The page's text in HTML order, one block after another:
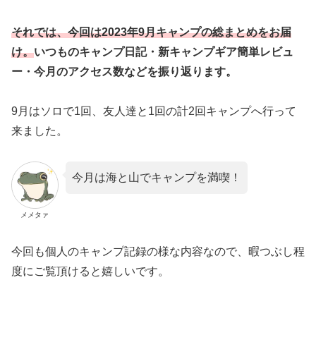
それでは、今回は2023年9月キャンプの総まとめをお届
け。いつものキャンプ日記・新キャンプギア簡単レビュ
ー・今月のアクセス数などを振り返ります。
9月はソロで1回、友人達と1回の計2回キャンプへ行って
来ました。
メメタァ
今月は海と山でキャンプを満喫！
今回も個人のキャンプ記録の様な内容なので、暇つぶし程
度にご覧頂けると嬉しいです。